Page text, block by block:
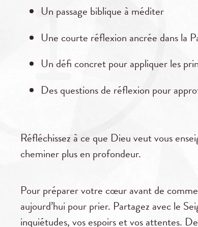
Un passage biblique à méditer
Une courte réflexion ancrée dans la
Un défi concret pour appliquer les
Des questions de réflexion pour
Réfléchissez à ce que Dieu veut vous
cheminer plus en profondeur.
Pour préparer votre cœur avant de
aujourd’hui pour prier. Partagez avec le
inquiétudes, vos espoirs et vos attentes.